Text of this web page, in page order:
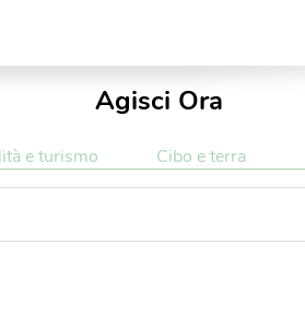
Agisci Ora
e turismo Cibo e terra